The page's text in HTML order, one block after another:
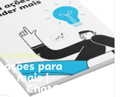
, VENDAS
ações para
mais |
ChatGPT